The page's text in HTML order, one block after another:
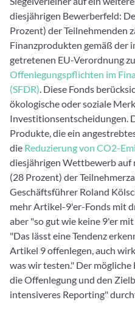
diesjährigen Bewerberfeld:
Prozent) der Teilnehmenden
Finanzprodukten gemäß der
getretenen EU-Verordnung zu
Offenlegungspflichten im
(SFDR). Diese Fonds
ökologische oder soziale
Investitionsentscheidungen.
Produkte, die ein
die Reduzierung von CO2-
diesjährigen Wettbewerb auf
(28 Prozent) der
Geschäftsführer Roland
mehr Artikel-9'er-Fonds mit
aber "so gut wie keine 9'er
"Das lässt eine Tendenz
Artikel 9 offenlegen, auch
was wir testen." Der
die Offenlegung und den
intensiveres Reporting"